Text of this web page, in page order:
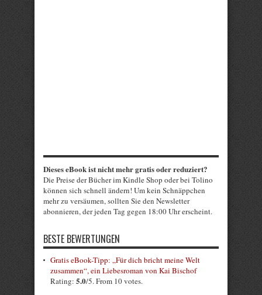
Dieses eBook ist nicht mehr gratis oder reduziert?
Die Preise der Bücher im Kindle Shop oder bei Tolino
können sich schnell ändern! Um kein Schnäppchen
mehr zu versäumen, sollten Sie den Newsletter
abonnieren, der jeden Tag gegen 18:00 Uhr erscheint.
BESTE BEWERTUNGEN
Gratis eBook-Tipp: „Für dich bricht meine Welt
zusammen“, ein Liebesroman von Kai Bischof
Rating: 5.0/5. From 10 votes.